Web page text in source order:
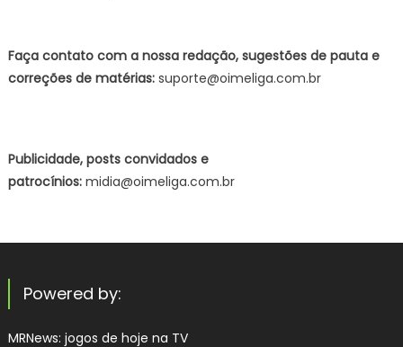
Faça contato com a nossa redação, sugestões de pauta e
correções de matérias:suporte@oimeliga.com.br
Publicidade, posts convidados e
patrocínios:midia@oimeliga.com.br
Powered by:
MRNews: jogos de hoje na TV